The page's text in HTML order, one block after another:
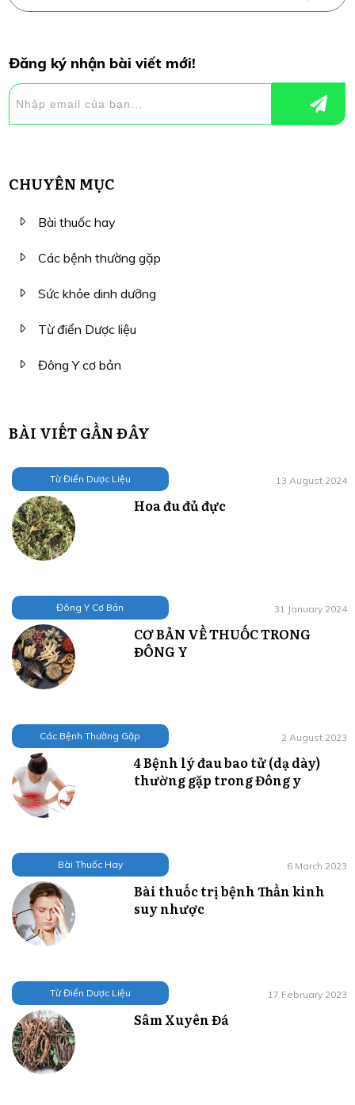
Đăng ký nhận bài viết mới!
CHUYÊN MỤC
Bài thuốc hay
Các bệnh thường gặp
Sức khỏe dinh dưỡng
Từ điển Dược liệu
Đông Y cơ bản
BÀI VIẾT GẦN ĐÂY
Từ Điển Dược Liệu 13 August 2024
Hoa đu đủ đực
Đông Y Cơ Bản 31 January 2024
CƠ BẢN VỀ THUỐC TRONG
ĐÔNG Y
Các Bệnh Thường Gặp 2 August 2023
4 Bệnh lý đau bao tử (dạ dày)
thường gặp trong Đông y
Bài Thuốc Hay 6 March 2023
Bài thuốc trị bệnh Thần kinh
suy nhược
Từ Điển Dược Liệu 17 February 2023
Sâm Xuyên Đá